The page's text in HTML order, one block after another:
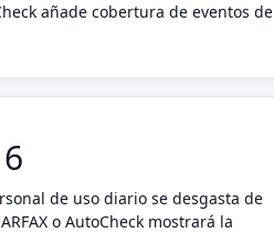
añade cobertura de eventos de
de uso diario se desgasta de
o AutoCheck mostrará la